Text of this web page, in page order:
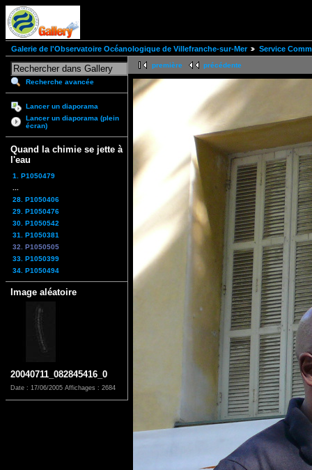
Galerie de l'Observatoire Océanologique de Villefranche-sur-Mer Service
Recherche avancée
Lancer un diaporama
Lancer un diaporama (plein
écran)
Quand la chimie se jette à
l'eau
1. P1050479
28. P1050406
29. P1050476
30. P1050542
31. P1050381
32. P1050505
33. P1050399
34. P1050494
Image aléatoire
20040711_082845416_0
Date : 17/06/2005 Affichages : 2684
première précédente